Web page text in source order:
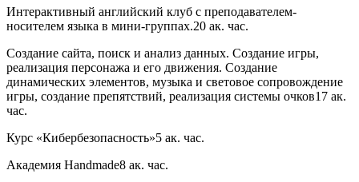
Интерактивный английский клуб с преподавателем-
носителем языка в мини-группах.20 ак. час.
Создание сайта, поиск и анализ данных. Создание игры,
реализация персонажа и его движения. Создание
динамических элементов, музыка и световое сопровождение
игры, создание препятствий, реализация системы очков17 ак.
час.
Курс «Кибербезопасность»5 ак. час.
Академия Handmade8 ак. час.